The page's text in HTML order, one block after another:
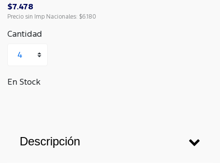
$7.478
Precio sin Imp Nacionales: $6.180
Cantidad
En Stock
Descripción